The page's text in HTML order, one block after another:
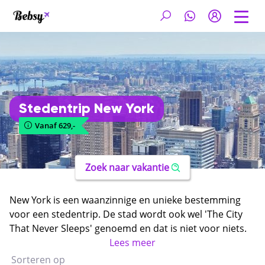
Stedentrip New York
Vanaf 629,-
Zoek naar vakantie
New York is een waanzinnige en unieke bestemming
voor een stedentrip. De stad wordt ook wel 'The City
That Never Sleeps' genoemd en dat is niet voor niets.
goedkope stedentrip New York
namelijk ogen te kort! De stad staat vol met
Lees meer
Sorteren op